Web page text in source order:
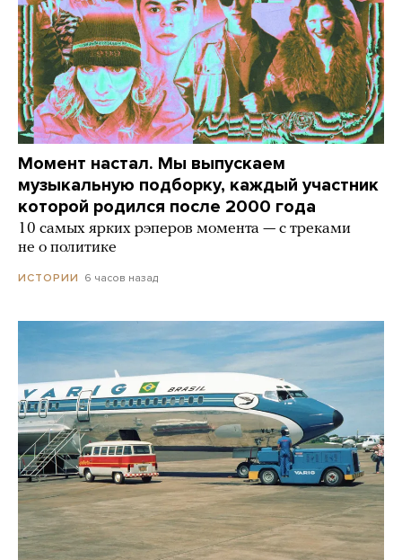
Момент настал. Мы выпускаем
музыкальную подборку, каждый участник
которой родился после 2000 года
10 самых ярких рэперов момента — с треками
не о политике
ИСТОРИИ 6 часов назад